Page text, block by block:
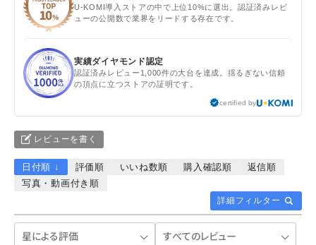
U-KOMI導入ストアの中で上位10%に選出。認証済みレビ
ューの公開数で業界をリードする存在です。
実績ダイヤモンド認定
認証済みレビュー1,000件の大台を達成。揺るぎない信頼
の頂点に立つストアの証明です。
certified by
レビューを書く
詳細フィルター
日付順 ↓ 評価順 いいね数順 購入確認順
返信順
写真・動画付き順